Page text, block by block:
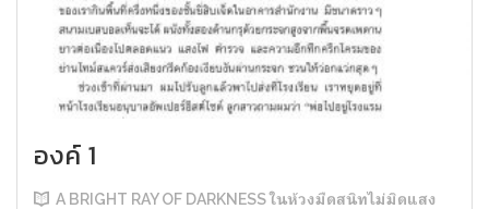
องค์ 1
A BRIGHT RAY OF DARKNESS ในห้วงมืดสนิทไม่มิดแสง